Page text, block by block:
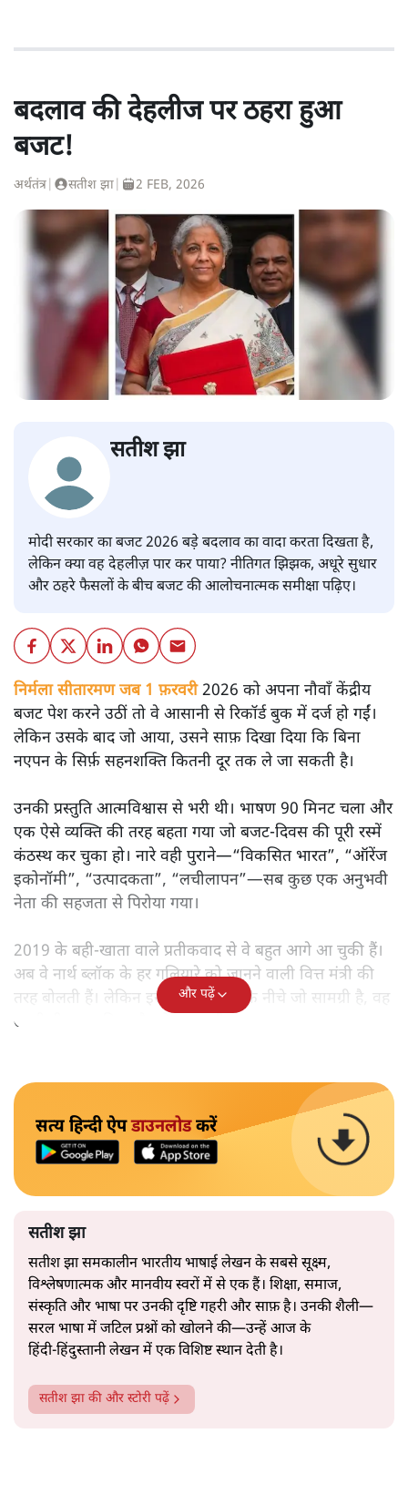
बदलाव की देहलीज पर ठहरा हुआ
बजट!
अर्थतंत्र सतीश झा 2 FEB, 2026
सतीश झा
मोदी सरकार का बजट 2026 बड़े बदलाव का वादा करता दिखता है,
लेकिन क्या वह देहलीज़ पार कर पाया? नीतिगत झिझक, अधूरे सुधार
और ठहरे फैसलों के बीच बजट की आलोचनात्मक समीक्षा पढ़िए।
निर्मला सीतारमण जब 1 फ़रवरी2026 को अपना नौवाँ केंद्रीय
बजट पेश करने उठीं तो वे आसानी से रिकॉर्ड बुक में दर्ज हो गईं।
लेकिन उसके बाद जो आया, उसने साफ़ दिखा दिया कि बिना
नएपन के सिर्फ़ सहनशक्ति कितनी दूर तक ले जा सकती है।
उनकी प्रस्तुति आत्मविश्वास से भरी थी। भाषण 90 मिनट चला और
एक ऐसे व्यक्ति की तरह बहता गया जो बजट‑दिवस की पूरी रस्में
कंठस्थ कर चुका हो। नारे वही पुराने—“विकसित भारत”, “ऑरेंज
इकोनॉमी”, “उत्पादकता”, “लचीलापन”—सब कुछ एक अनुभवी
नेता की सहजता से पिरोया गया।
2019 के बही‑खाता वाले प्रतीकवाद से वे बहुत आगे आ चुकी हैं।
अब वे नार्थ ब्लॉक के हर गलियारे को जानने वाली वित्त मंत्री की
तरह बोलती हैं। लेकिन इस आत्मविश्वास के नीचे जो सामग्री है, वह
उतनी ही अनुमानित और दोहराव भरी।
और पढ़ें
सत्य हिन्दी ऐपडाउनलोडकरें
सतीश झा
सतीश झा समकालीन भारतीय भाषाई लेखन के सबसे सूक्ष्म,
विश्लेषणात्मक और मानवीय स्वरों में से एक हैं। शिक्षा, समाज,
संस्कृति और भाषा पर उनकी दृष्टि गहरी और साफ़ है। उनकी शैली—
सरल भाषा में जटिल प्रश्नों को खोलने की—उन्हें आज के
हिंदी‑हिंदुस्तानी लेखन में एक विशिष्ट स्थान देती है।
सतीश झा की और स्टोरी पढ़ें